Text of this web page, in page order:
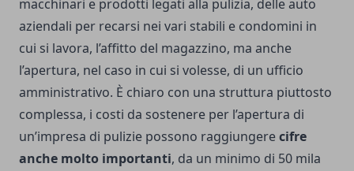
macchinari e prodotti legati alla pulizia, delle auto
aziendali per recarsi nei vari stabili e condomini in
cui si lavora, l’affitto del magazzino, ma anche
l’apertura, nel caso in cui si volesse, di un ufficio
amministrativo. È chiaro con una struttura piuttosto
complessa, i costi da sostenere per l’apertura di
un’impresa di pulizie possono raggiungerecifre
anche molto importanti, da un minimo di 50 mila